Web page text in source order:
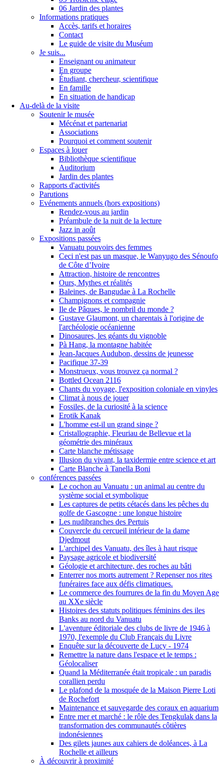
06 Jardin des plantes
Informations pratiques
Accès, tarifs et horaires
Contact
Le guide de visite du Muséum
Je suis...
Enseignant ou animateur
En groupe
Étudiant, chercheur, scientifique
En famille
En situation de handicap
Au-delà de la visite
Soutenir le musée
Mécénat et partenariat
Associations
Pourquoi et comment soutenir
Espaces à louer
Bibliothèque scientifique
Auditorium
Jardin des plantes
Rapports d'activités
Parutions
Evénements annuels (hors expositions)
Rendez-vous au jardin
Préambule de la nuit de la lecture
Jazz in août
Expositions passées
Vanuatu pouvoirs des femmes
Ceci n'est pas un masque, le Wanyugo des Sénoufo
de Côte d’Ivoire
Attraction, histoire de rencontres
Ours, Mythes et réalités
Baleines, de Bangudae à La Rochelle
Champignons et compagnie
Ile de Pâques, le nombril du monde ?
Gustave Glaumont, un charentais à l'origine de
l'archéologie océanienne
Dinosaures, les géants du vignoble
Pà Hang, la montagne habitée
Jean-Jacques Audubon, dessins de jeunesse
Pacifique 37-39
Monstrueux, vous trouvez ça normal ?
Bottled Ocean 2116
Chants du voyage, l'exposition coloniale en vinyles
Climat à nous de jouer
Fossiles, de la curiosité à la science
Erotik Kanak
L'homme est-il un grand singe ?
Cristallographie, Fleuriau de Bellevue et la
géométrie des minéraux
Carte blanche métissage
Illusion du vivant, la taxidermie entre science et art
Carte Blanche à Tanella Boni
conférences passées
Le cochon au Vanuatu : un animal au centre du
système social et symbolique
Les captures de petits cétacés dans les pêches du
golfe de Gascogne : une longue histoire
Les nudibranches des Pertuis
Couvercle du cercueil intérieur de la dame
Djedmout
L'archipel des Vanuatu, des îles à haut risque
Paysage agricole et biodiversité
Géologie et architecture, des roches au bâti
Enterrer nos morts autrement ? Repenser nos rites
funéraires face aux défis climatiques.
Le commerce des fourrures de la fin du Moyen Age
au XXe siècle
Histoires des statuts politiques féminins des iles
Banks au nord du Vanuatu
L'aventure éditoriale des clubs de livre de 1946 à
1970, l'exemple du Club Français du Livre
Enquête sur la découverte de Lucy - 1974
Remettre la nature dans l'espace et le temps :
Géolocaliser
Quand la Méditerranée était tropicale : un paradis
corallien perdu
Le plafond de la mosquée de la Maison Pierre Loti
de Rochefort
Maintenance et sauvegarde des coraux en aquarium
Entre mer et marché : le rôle des Tengkulak dans la
transformation des communautés côtières
indonésiennes
Des gilets jaunes aux cahiers de doléances, à La
Rochelle et ailleurs
À découvrir à proximité